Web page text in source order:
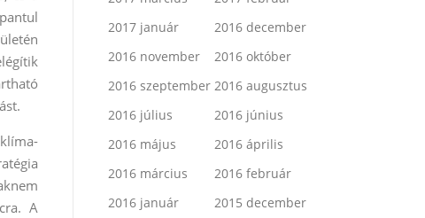
A
2017 január
2016 december
2016 november
2016 október
2016 szeptember 2016 augusztus
2016 július
2016 június
2016 május
2016 április
2016 március
2016 február
2016 január
2015 december